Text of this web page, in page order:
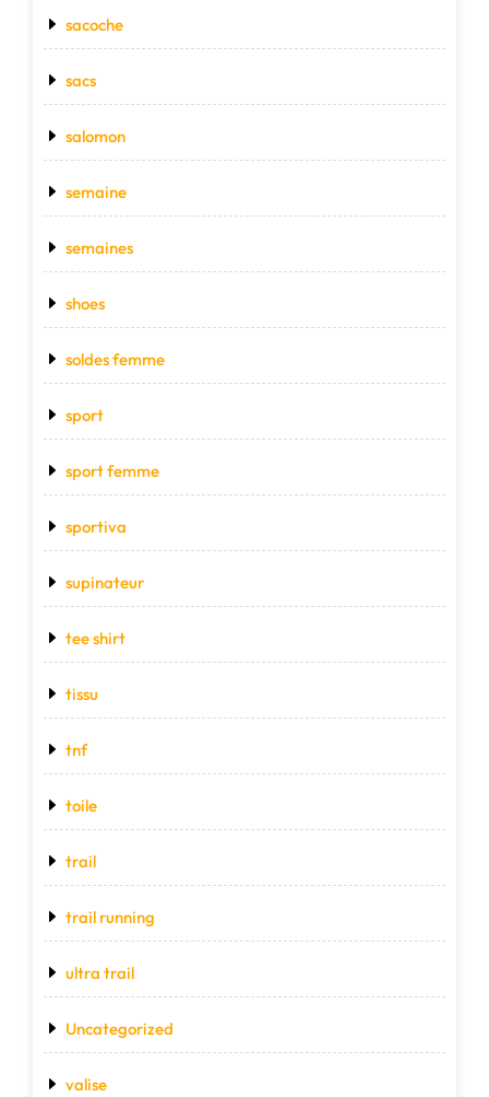
sacoche
sacs
salomon
semaine
semaines
shoes
soldes femme
sport
sport femme
sportiva
supinateur
tee shirt
tissu
tnf
toile
trail
trail running
ultra trail
Uncategorized
valise